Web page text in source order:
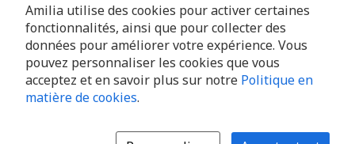
Victoria, BC
(250) 386-9642
Amilia utilise des cookies pour activer certaines
fonctionnalités, ainsi que pour collecter des
données pour améliorer votre expérience. Vous
pouvez personnaliser les cookies que vous
acceptez et en savoir plus sur notre Politique en
matière de cookies.